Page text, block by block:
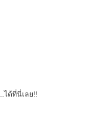
ได้ที่นี่เลย!!